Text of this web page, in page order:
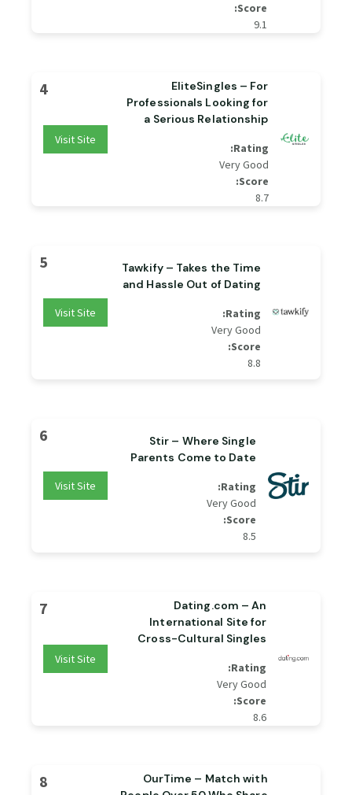
Score:
9.1
4
EliteSingles – For
Professionals Looking for
a Serious Relationship
Rating:
Very Good
Score:
8.7
Visit Site
5
Tawkify – Takes the Time
and Hassle Out of Dating
Rating:
Very Good
Score:
8.8
Visit Site
6
Stir – Where Single
Parents Come to Date
Rating:
Very Good
Score:
8.5
Visit Site
7
Dating.com – An
International Site for
Cross-Cultural Singles
Rating:
Very Good
Score:
8.6
Visit Site
8
OurTime – Match with